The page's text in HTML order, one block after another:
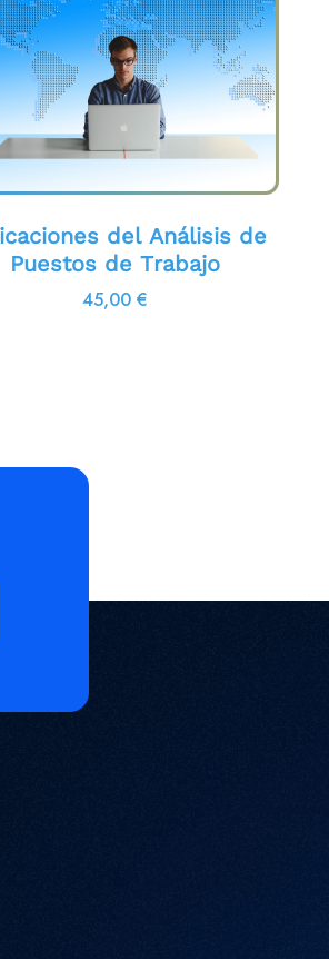
del Análisis de
Puestos de Trabajo
45,00 €